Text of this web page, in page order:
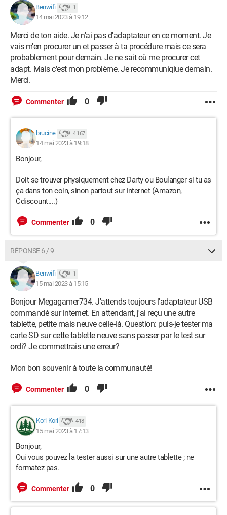
Benwifi 1
14 mai 2023 à 19:12
Merci de ton aide. Je n'ai pas d'adaptateur en ce moment. Je
vais m'en procurer un et passer à ta procédure mais ce sera
probablement pour demain. Je ne sait où me procurer cet
adapt. Mais c'est mon problème. Je recommuniqiue demain.
Merci.
Commenter 0
brucine 4 167
14 mai 2023 à 19:18
Bonjour,
Doit se trouver physiquement chez Darty ou Boulanger si tu as
ça dans ton coin, sinon partout sur Internet (Amazon,
Cdiscount....)
Commenter 0
RÉPONSE 6 / 9
Benwifi 1
15 mai 2023 à 15:15
Bonjour Megagamer734. J'attends toujours l'adaptateur USB
commandé sur internet. En attendant, j'ai reçu une autre
tablette, petite mais neuve celle-là. Question: puis-je tester ma
carte SD sur cette tablette neuve sans passer par le test sur
ordi? Je commettrais une erreur?
Mon bon souvenir à toute la communauté!
Commenter 0
Kori-Kori 418
15 mai 2023 à 17:13
Bonjour,
Oui vous pouvez la tester aussi sur une autre tablette ; ne
formatez pas.
Commenter 0